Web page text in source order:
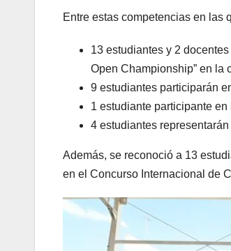
Entre estas competencias en las
13 estudiantes y 2
Open Championship” en la
9 estudiantes participarán
1 estudiante participante
4 estudiantes
Además, se reconoció a 13
en el Concurso Internacional de